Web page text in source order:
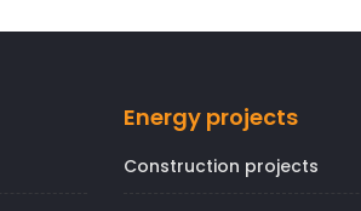
Energy projects
Construction projects